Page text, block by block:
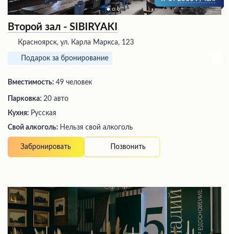
Второй зал - SIBIRYAKI
Красноярск, ул. Карла Маркса, 123
Подарок за бронирование
Вместимость: 49 человек
Парковка: 20 авто
Кухня: Русская
Свой алкоголь: Нельзя свой алкоголь
Забронировать Позвонить